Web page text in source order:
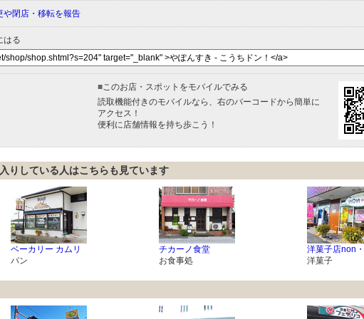
や閉店・移転を報告
はる
■このお店・スポットをモバイルでみる
読取機能付きのモバイルなら、右のバーコードから簡単に
アクセス！
便利に店舗情報を持ち歩こう！
りしている人はこちらも見ています
ベーカリー カムリ
パン
チカーノ食堂
お食事処
洋菓子店non
洋菓子